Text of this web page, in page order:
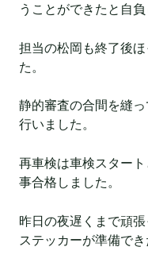
うことができたと自負
担当の松岡も終了後
た。
静的審査の合間を縫
行いました。
再車検は車検スター
事合格しました。
昨日の夜遅くまで頑
ステッカーが準備でき